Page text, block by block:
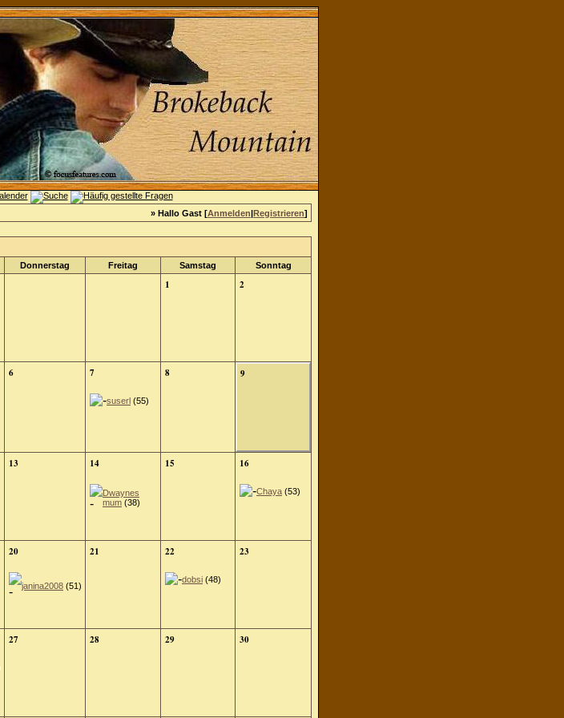
» Hallo Gast [Anmelden|Registrieren]
Donnerstag Freitag Samstag Sonntag
1 2
6 7
suserl (55)
8 9
13 14
Dwaynes
mum (38)
15 16
Chaya (53)
20
janina2008 (51)
21 22
dobsi (48)
23
27 28 29 30